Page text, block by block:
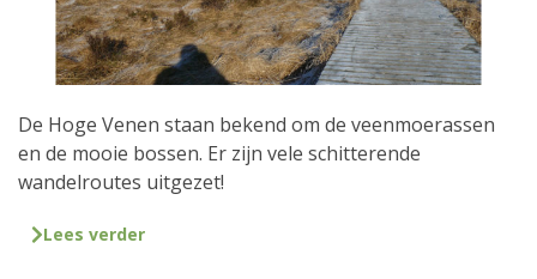
De Hoge Venen staan bekend om de veenmoerassen
en de mooie bossen. Er zijn vele schitterende
wandelroutes uitgezet!
Lees verder